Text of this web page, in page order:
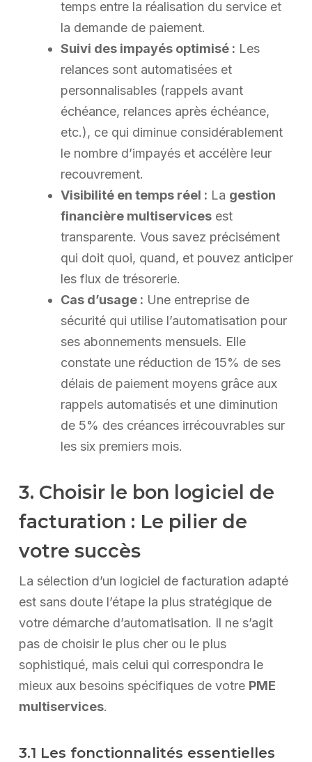
temps entre la réalisation du service et
la demande de paiement.
Suivi des impayés optimisé : Les
relances sont automatisées et
personnalisables (rappels avant
échéance, relances après échéance,
etc.), ce qui diminue considérablement
le nombre d’impayés et accélère leur
recouvrement.
Visibilité en temps réel : La gestion
financière multiservicesest
transparente. Vous savez précisément
qui doit quoi, quand, et pouvez anticiper
les flux de trésorerie.
Cas d’usage : Une entreprise de
sécurité qui utilise l’automatisation pour
ses abonnements mensuels. Elle
constate une réduction de 15% de ses
délais de paiement moyens grâce aux
rappels automatisés et une diminution
de 5% des créances irrécouvrables sur
les six premiers mois.
3. Choisir le bon logiciel de
facturation : Le pilier de
votre succès
La sélection d’un logiciel de facturation adapté
est sans doute l’étape la plus stratégique de
votre démarche d’automatisation. Il ne s’agit
pas de choisir le plus cher ou le plus
sophistiqué, mais celui qui correspondra le
mieux aux besoins spécifiques de votre PME
multiservices.
3.1 Les fonctionnalités essentielles